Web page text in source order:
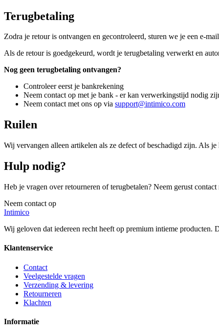
Terugbetaling
Zodra je retour is ontvangen en gecontroleerd, sturen we je een e-
Als de retour is goedgekeurd, wordt je terugbetaling verwerkt en
Nog geen terugbetaling ontvangen?
Controleer eerst je bankrekening
Neem contact op met je bank - er kan verwerkingstijd nodig
Neem contact met ons op via support@intimico.com
Ruilen
Wij vervangen alleen artikelen als ze defect of beschadigd zijn. Als
Hulp nodig?
Heb je vragen over retourneren of terugbetalen? Neem gerust contact
Neem contact op
Intimico
Wij geloven dat iedereen recht heeft op premium intieme producten.
Klantenservice
Contact
Veelgestelde vragen
Verzending & levering
Retourneren
Klachten
Informatie